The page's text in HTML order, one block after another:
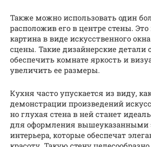
Также можно использовать один
расположив его в центре стены.
картина в виде искусственного
сцены. Такие дизайнерские детали
обеспечить комнате яркость и
увеличить ее размеры.
Кухня часто упускается из виду,
демонстрации произведений
но глухая стена в ней станет
для оформления вышеуказанными
интерьера, которые обеспечат